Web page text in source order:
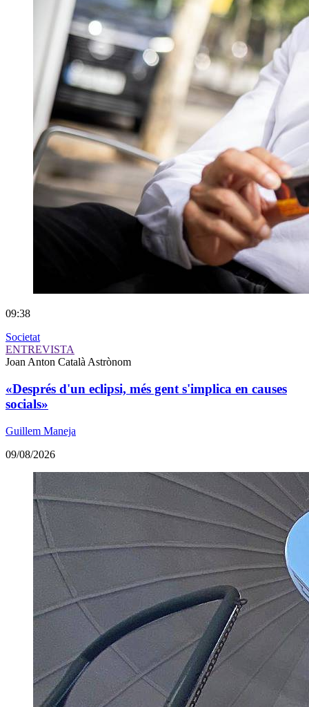
09:38
Societat
ENTREVISTA
Joan Anton Català Astrònom
«Després d'un eclipsi, més gent s'implica en causes
socials»
Guillem Maneja
09/08/2026